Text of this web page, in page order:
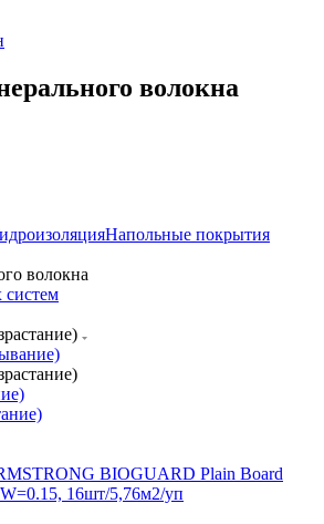
волокна
Напольные покрытия
волокна
BIOGUARD Plain Board
16шт/5,76м2/уп